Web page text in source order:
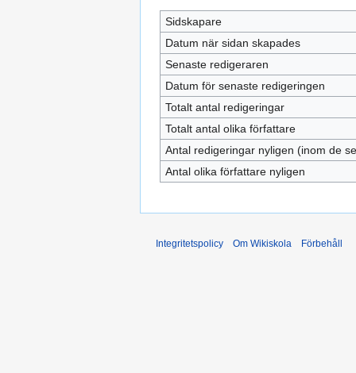
Sidskapare
Datum när sidan skapades
Senaste redigeraren
Datum för senaste redigeringen
Totalt antal redigeringar
Totalt antal olika författare
Antal redigeringar nyligen (inom de
Antal olika författare nyligen
Integritetspolicy Om Wikiskola Förbehåll